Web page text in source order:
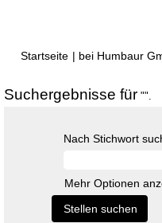
Startseite | bei Humbaur
Suchergebnisse für "".
Nach Stichwort
Mehr Optionen